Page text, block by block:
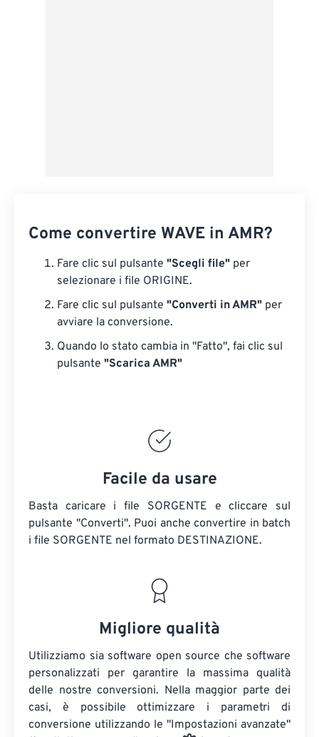
Come convertire WAVE in AMR?
Fare clic sul pulsante "Scegli file" per
selezionare i file ORIGINE.
Fare clic sul pulsante "Converti in AMR" per
avviare la conversione.
Quando lo stato cambia in "Fatto", fai clic sul
pulsante "Scarica AMR"
Facile da usare
Basta caricare i file SORGENTE e cliccare sul
pulsante "Converti". Puoi anche convertire in batch
i file SORGENTE nel formato DESTINAZIONE.
Migliore qualità
Utilizziamo sia software open source che software
personalizzati per garantire la massima qualità
delle nostre conversioni. Nella maggior parte dei
casi, è possibile ottimizzare i parametri di
conversione utilizzando le "Impostazioni avanzate"